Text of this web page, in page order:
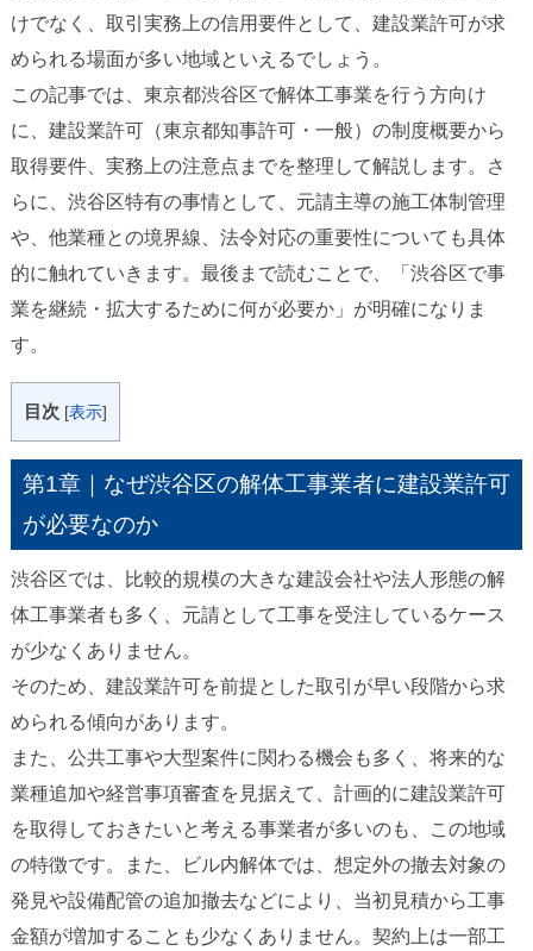
けでなく、取引実務上の信用要件として、建設業許可が求
められる場面が多い地域といえるでしょう。
この記事では、東京都渋谷区で解体工事業を行う方向け
に、建設業許可（東京都知事許可・一般）の制度概要から
取得要件、実務上の注意点までを整理して解説します。さ
らに、渋谷区特有の事情として、元請主導の施工体制管理
や、他業種との境界線、法令対応の重要性についても具体
的に触れていきます。最後まで読むことで、「渋谷区で事
業を継続・拡大するために何が必要か」が明確になりま
す。
目次 [表示]
第1章｜なぜ渋谷区の解体工事業者に建設業許可
が必要なのか
渋谷区では、比較的規模の大きな建設会社や法人形態の解
体工事業者も多く、元請として工事を受注しているケース
が少なくありません。
そのため、建設業許可を前提とした取引が早い段階から求
められる傾向があります。
また、公共工事や大型案件に関わる機会も多く、将来的な
業種追加や経営事項審査を見据えて、計画的に建設業許可
を取得しておきたいと考える事業者が多いのも、この地域
の特徴です。また、ビル内解体では、想定外の撤去対象の
発見や設備配管の追加撤去などにより、当初見積から工事
金額が増加することも少なくありません。契約上は一部工